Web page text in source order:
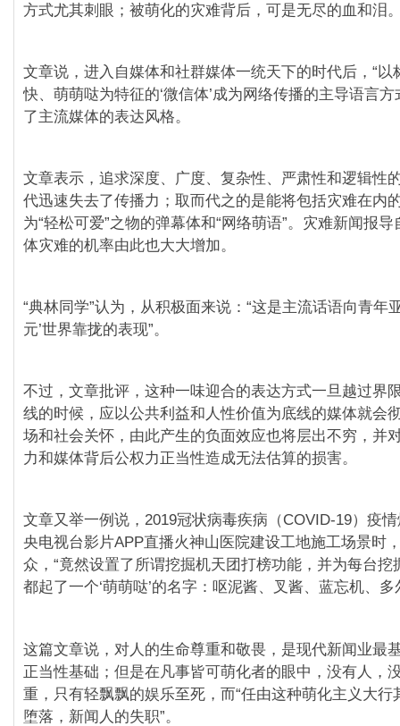
方式尤其刺眼；被萌化的灾难背后，可是无尽的血和泪
文章说，进入自媒体和社群媒体一统天下的时代后，“以
快、萌萌哒为特征的‘微信体’成为网络传播的主导语言方
了主流媒体的表达风格。
文章表示，追求深度、广度、复杂性、严肃性和逻辑性
代迅速失去了传播力；取而代之的是能将包括灾难在内
为“轻松可爱”之物的弹幕体和“网络萌语”。灾难新闻报
体灾难的机率由此也大大增加。
“典林同学”认为，从积极面来说：“这是主流话语向青年
元’世界靠拢的表现”。
不过，文章批评，这种一味迎合的表达方式一旦越过界
线的时候，应以公共利益和人性价值为底线的媒体就会
场和社会关怀，由此产生的负面效应也将层出不穷，并
力和媒体背后公权力正当性造成无法估算的损害。
文章又举一例说，2019冠状病毒疾病（COVID-19）疫
央电视台影片APP直播火神山医院建设工地施工场景时
众，“竟然设置了所谓挖掘机天团打榜功能，并为每台挖
都起了一个‘萌萌哒’的名字：呕泥酱、叉酱、蓝忘机、
这篇文章说，对人的生命尊重和敬畏，是现代新闻业最
正当性基础；但是在凡事皆可萌化者的眼中，没有人，
重，只有轻飘飘的娱乐至死，而“任由这种萌化主义大行
堕落，新闻人的失职”。